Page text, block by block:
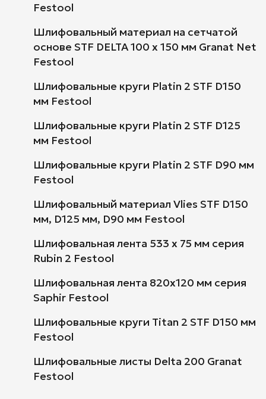
Festool
Шлифовальный материал на сетчатой
основе STF DELTA 100 x 150 мм Granat Net
Festool
Шлифовальные круги Platin 2 STF D150
мм Festool
Шлифовальные круги Platin 2 STF D125
мм Festool
Шлифовальные круги Platin 2 STF D90 мм
Festool
Шлифовальный материал Vlies STF D150
мм, D125 мм, D90 мм Festool
Шлифовальная лента 533 х 75 мм серия
Rubin 2 Festool
Шлифовальная лента 820x120 мм серия
Saphir Festool
Шлифовальные круги Titan 2 STF D150 мм
Festool
Шлифовальные листы Delta 200 Granat
Festool